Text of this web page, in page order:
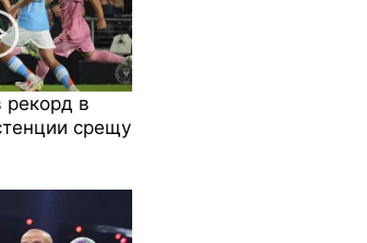
рекорд в
срещу